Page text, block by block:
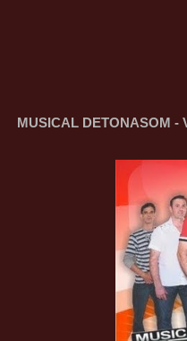
MUSICAL DETONASOM -